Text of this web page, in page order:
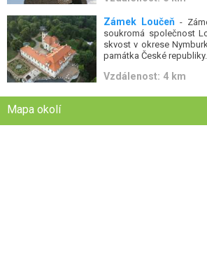
Zámek Loučeň -
soukromá společnost
skvost v okrese
památka České republiky.
Vzdálenost: 4 km
Mapa okolí